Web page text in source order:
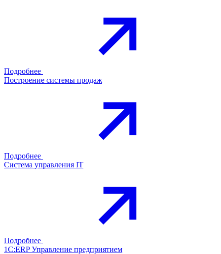
Подробнее
Построение системы продаж
Подробнее
Система управления IT
Подробнее
1С:ERP Управление предприятием